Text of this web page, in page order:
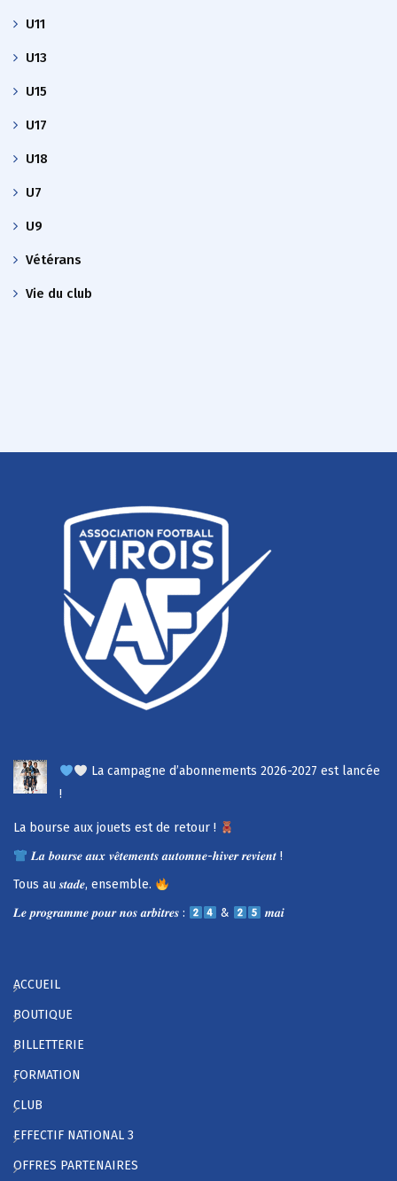
U11
U13
U15
U17
U18
U7
U9
Vétérans
Vie du club
La campagne d’abonnements 2026-2027 est lancée
!
La bourse aux jouets est de retour !
𝑳𝒂 𝒃𝒐𝒖𝒓𝒔𝒆 𝒂𝒖𝒙 𝒗𝒆̂𝒕𝒆𝒎𝒆𝒏𝒕𝒔 𝒂𝒖𝒕𝒐𝒎𝒏𝒆-𝒉𝒊𝒗𝒆𝒓 𝒓𝒆𝒗𝒊𝒆𝒏𝒕 !
Tous au 𝒔𝒕𝒂𝒅𝒆, ensemble.
𝑳𝒆 𝒑𝒓𝒐𝒈𝒓𝒂𝒎𝒎𝒆 𝒑𝒐𝒖𝒓 𝒏𝒐𝒔 𝒂𝒓𝒃𝒊𝒕𝒓𝒆𝒔 :
& 𝒎𝒂𝒊
ACCUEIL
BOUTIQUE
BILLETTERIE
FORMATION
CLUB
EFFECTIF NATIONAL 3
OFFRES PARTENAIRES